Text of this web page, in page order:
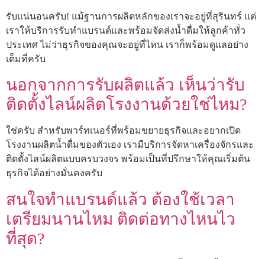
รับแน่นอนครับ! แม้ฐานการผลิตหลักของเราจะอยู่ที่สุรินทร์ แต่
เราให้บริการรับทำแบรนด์และพร้อมจัดส่งน้ำดื่มให้ลูกค้าทั่ว
ประเทศ ไม่ว่าธุรกิจของคุณจะอยู่ที่ไหน เราก็พร้อมดูแลอย่าง
เต็มที่ครับ
นอกจากการรับผลิตแล้ว เห็นว่ารับ
ติดตั้งไลน์ผลิตโรงงานด้วยใช่ไหม?
ใช่ครับ สำหรับพาร์ทเนอร์ที่พร้อมขยายธุรกิจและอยากเปิด
โรงงานผลิตน้ำดื่มของตัวเอง เรามีบริการจัดหาเครื่องจักรและ
ติดตั้งไลน์ผลิตแบบครบวงจร พร้อมเป็นที่ปรึกษาให้คุณเริ่มต้น
ธุรกิจได้อย่างมั่นคงครับ
สนใจทำแบรนด์แล้ว ต้องใช้เวลา
เตรียมนานไหม ติดต่อทางไหนไว
ที่สุด?